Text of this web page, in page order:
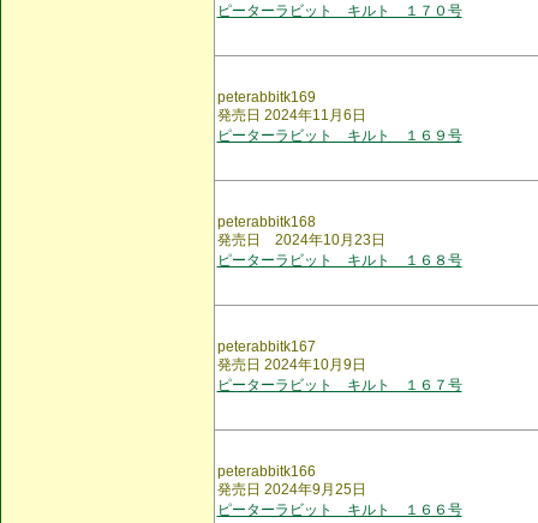
ピーターラビット キルト １７０号
peterabbitk169
発売日 2024年11月6日
ピーターラビット キルト １６９号
peterabbitk168
発売日 2024年10月23日
ピーターラビット キルト １６８号
peterabbitk167
発売日 2024年10月9日
ピーターラビット キルト １６７号
peterabbitk166
発売日 2024年9月25日
ピーターラビット キルト １６６号